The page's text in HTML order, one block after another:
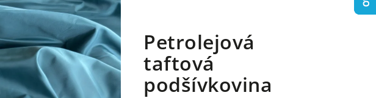
Petrolejová
taftová
podšívkovina